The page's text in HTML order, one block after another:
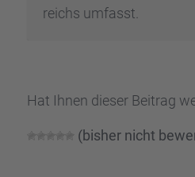
reichs umfasst.
Hat Ihnen dieser Beitrag
(bisher nicht